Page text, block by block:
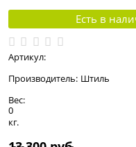
Есть в
Артикул:
Производитель: Штиль
Вес:
0
кг.